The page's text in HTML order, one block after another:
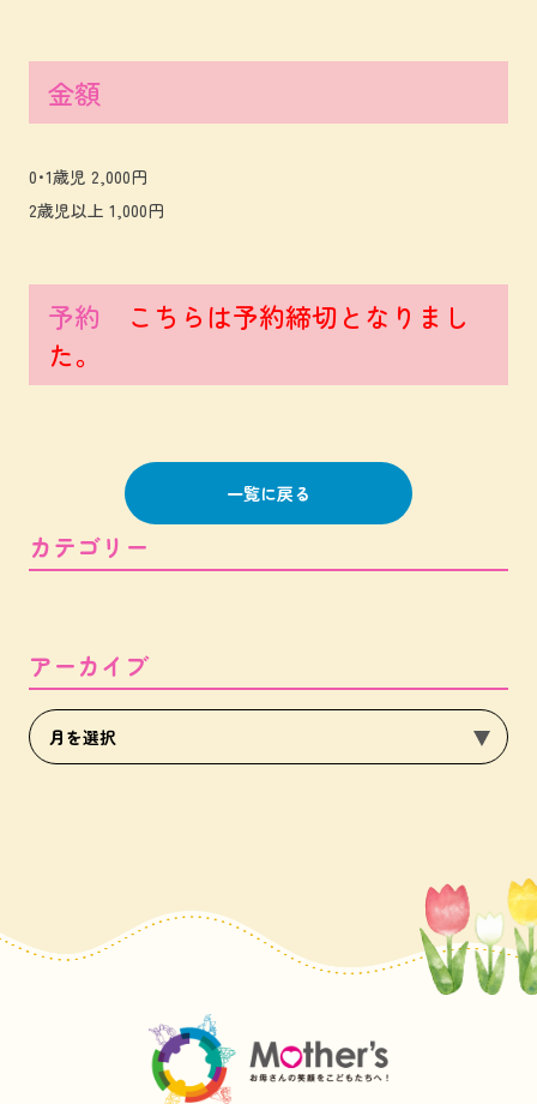
金額
0･1歳児 2,000円
2歳児以上 1,000円
予約
こちらは予約締切となりまし
た。
一覧に戻る
カテゴリー
アーカイブ